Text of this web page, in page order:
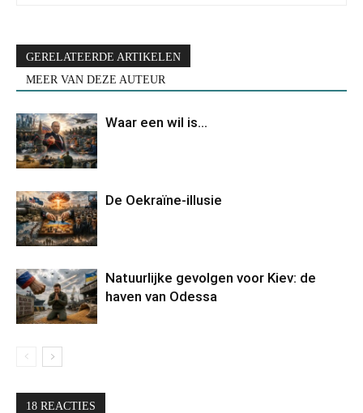
GERELATEERDE ARTIKELEN
MEER VAN DEZE AUTEUR
Waar een wil is…
De Oekraïne-illusie
Natuurlijke gevolgen voor Kiev: de
haven van Odessa
18 REACTIES